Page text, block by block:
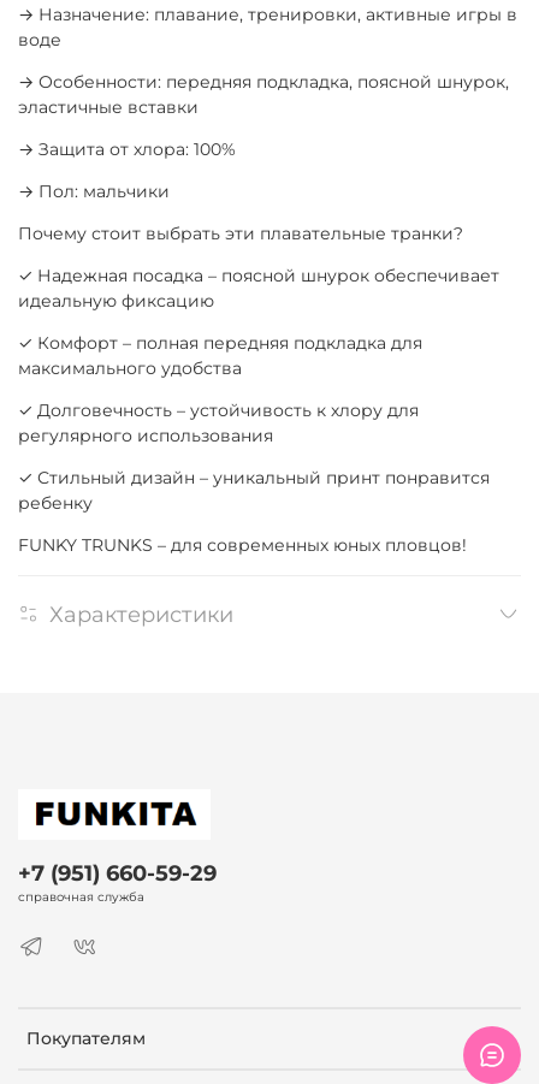
→ Назначение: плавание, тренировки, активные игры в
воде
→ Особенности: передняя подкладка, поясной шнурок,
эластичные вставки
→ Защита от хлора: 100%
→ Пол: мальчики
Почему стоит выбрать эти плавательные транки?
✓ Надежная посадка – поясной шнурок обеспечивает
идеальную фиксацию
✓ Комфорт – полная передняя подкладка для
максимального удобства
✓ Долговечность – устойчивость к хлору для
регулярного использования
✓ Стильный дизайн – уникальный принт понравится
ребенку
FUNKY TRUNKS – для современных юных пловцов!
Характеристики
Покупателям
+7 (951) 660-59-29
справочная служба